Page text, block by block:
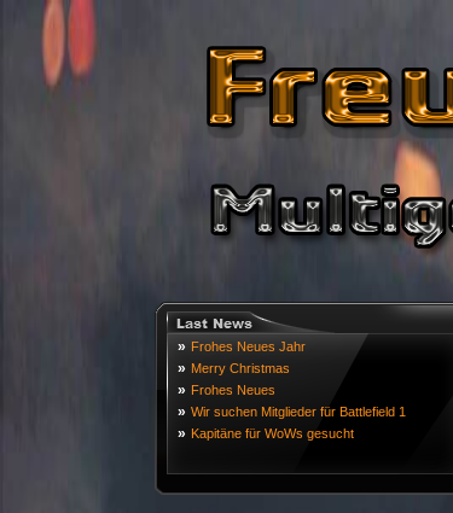
» Frohes Neues Jahr
» Merry Christmas
» Frohes Neues
» Wir suchen Mitglieder für Battlefield 1
» Kapitäne für WoWs gesucht